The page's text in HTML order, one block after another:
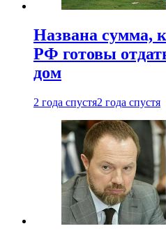
Названа сумма,
РФ готовы
дом
2 года спустя2 года спустя